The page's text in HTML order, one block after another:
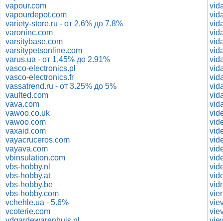
vapour.com
vapourdepot.com
variety-store.ru - от 2.6% до 7.8%
varoninc.com
varsitybase.com
varsitypetsonline.com
varus.ua - от 1.45% до 2.91%
vasco-electronics.pl
vasco-electronics.fr
vassatrend.ru - от 3.25% до 5%
vaulted.com
vava.com
vawoo.co.uk
vawoo.com
vaxaid.com
vayacruceros.com
vayava.com
vbinsulation.com
vbs-hobby.nl
vbs-hobby.at
vbs-hobby.be
vbs-hobby.com
vchehle.ua - 5.6%
vcoterie.com